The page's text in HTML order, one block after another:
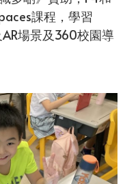
課程，學習
場景及360校園導